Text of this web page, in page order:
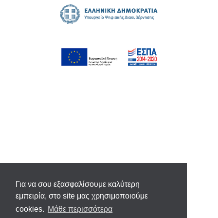
Για να σου εξασφαλίσουμε καλύτερη
εμπειρία, στο site μας χρησιμοποιούμε
cookies. Μάθε περισσότερα